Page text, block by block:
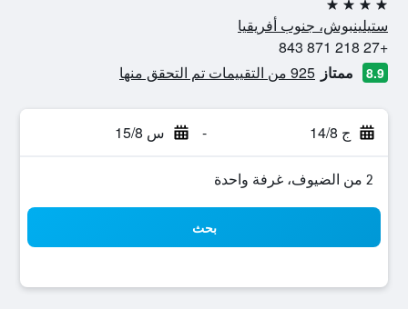
4 نجوم
ستيلينبوش، جنوب أفريقيا
+27 218 871 843
8.9 ممتاز 925 من التقييمات تم التحقق منها
ج 14/8 - س 15/8
2 من الضيوف، غرفة واحدة
بحث